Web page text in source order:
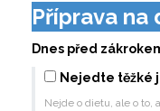
Příprava na
Dnes před
Nejedte těžké
Nejde o dietu, ale o to,